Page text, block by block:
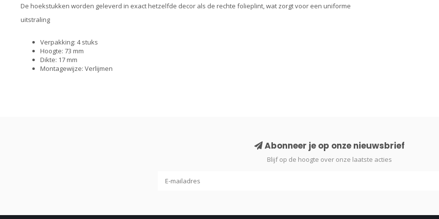
De hoekstukken worden geleverd in exact hetzelfde decor als de rechte folieplint, wat zorgt voor een uniforme
uitstraling
Verpakking: 4 stuks
Hoogte: 73 mm
Dikte: 17 mm
Montagewijze: Verlijmen
Abonneer je op onze nieuwsbrief
Blijf op de hoogte over onze laatste acties